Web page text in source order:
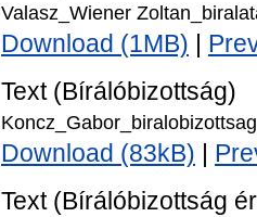
Valasz_Wiener
Download (1MB)
Text (Bírálóbizottság)
Download (83kB)
Text (Bírálóbizottság